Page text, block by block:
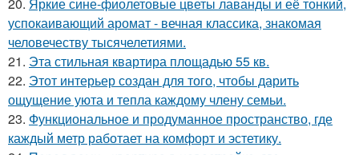
успокаивающий аромат - вечная классика, знакомая
человечеству тысячелетиями.
21. Эта стильная квартира площадью 55 кв.
22. Этот интерьер создан для того, чтобы дарить
ощущение уюта и тепла каждому члену семьи.
23. Функциональное и продуманное пространство, где
каждый метр работает на комфорт и эстетику.